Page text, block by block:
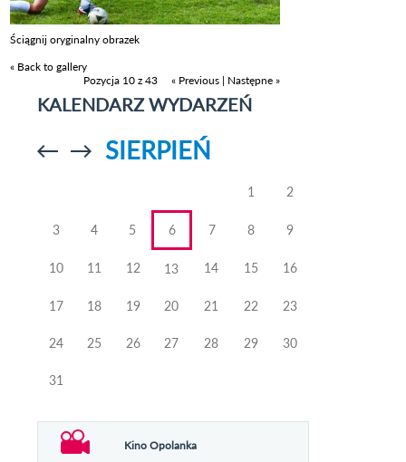
Ściągnij oryginalny obrazek
« Back to gallery
Pozycja 10 z 43
« Previous | Następne »
KALENDARZ WYDARZEŃ
Przejdź doPrzejdź do
SIERPIEŃ
1 2
3 4 5 6 7 8 9
10 11 12 13 14 15 16
17 18 19 20 21 22 23
24 25 26 27 28 29 30
31
Kino Opolanka